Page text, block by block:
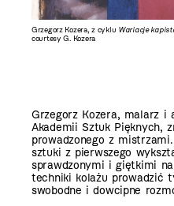
Grzegorz Kozera, z cyklu Wariacje
courtesy G. Kozera
Grzegorz Kozera, malarz i
Akademii Sztuk Pięknych,
prowadzonego z
sztuki z pierwszego
sprawdzonymi i giętkimi
techniki kolażu prowadzić
swobodne i dowcipne